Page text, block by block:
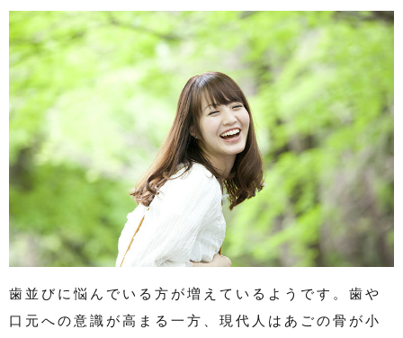
歯並びに悩んでいる方が増えているようです。歯や
口元への意識が高まる一方、現代人はあごの骨が小